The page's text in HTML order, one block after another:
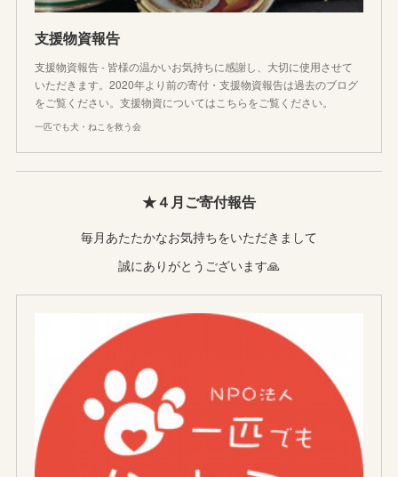
支援物資報告
支援物資報告 - 皆様の温かいお気持ちに感謝し、大切に使用させて
いただきます。2020年より前の寄付・支援物資報告は過去のブログ
をご覧ください。支援物資についてはこちらをご覧ください。
一匹でも犬・ねこを救う会
★４月ご寄付報告
毎月あたたかなお気持ちをいただきまして
誠にありがとうございます🙏